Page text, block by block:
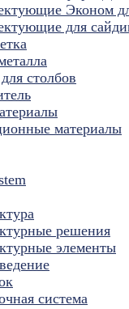
Эконом
для
столбов
материалы
решения
элементы
система